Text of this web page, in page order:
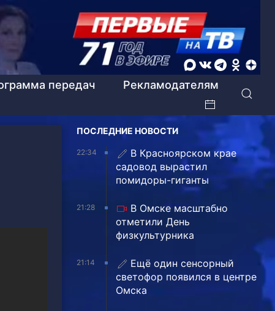
передач
Рекламодателям
ПОСЛЕДНИЕ НОВОСТИ
22:34
В Красноярском крае
садовод вырастил
помидоры-гиганты
21:28
В Омске масштабно
отметили День
физкультурника
21:14
Ещё один сенсорный
светофор появился в центре
Омска